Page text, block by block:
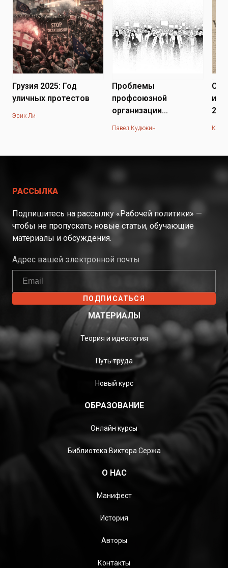
Грузия 2025: Год
уличных протестов
Эрик Ли
Проблемы
профсоюзной
организации
бюджетного сектора
Павел Кудюкин
и
МАТЕРИАЛЫ
Теория и идеология
Путь труда
Новый курс
ОБРАЗОВАНИЕ
Онлайн курсы
Библиотека Виктора Сержа
О НАС
Манифест
История
Авторы
Контакты
РАССЫЛКА
Подпишитесь на рассылку «Рабочей политики» —
чтобы не пропускать новые статьи, обучающие
материалы и обсуждения.
Адрес вашей электронной почты
ПОДПИСАТЬСЯ